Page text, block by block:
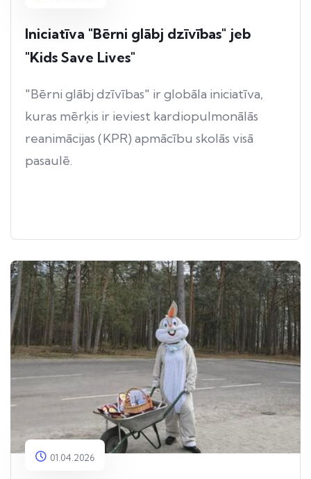
Iniciatīva "Bērni glābj dzīvības" jeb
"Kids Save Lives"
"Bērni glābj dzīvības" ir globāla iniciatīva,
kuras mērķis ir ieviest kardiopulmonālās
reanimācijas (KPR) apmācību skolās visā
pasaulē.
01.04.2026